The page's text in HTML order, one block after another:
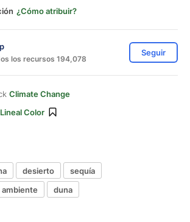
¿Cómo atribuir?
los recursos 194,078
Seguir
Climate Change
Color
desierto
sequía
duna